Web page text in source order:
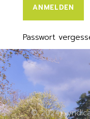
ANMELDEN
Passwort
© 2024